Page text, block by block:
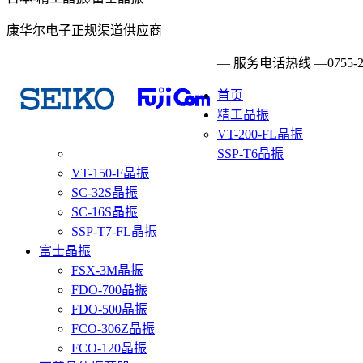
康华尔电子正规渠道供应商
— 服务电话热线 —0755-
首页
精工晶振
VT-200-FL晶振
SSP-T6晶振
VT-150-F晶振
SC-32S晶振
SC-16S晶振
SSP-T7-FL晶振
富士晶振
FSX-3M晶振
FDO-700晶振
FDO-500晶振
FCO-306Z晶振
FCO-120晶振